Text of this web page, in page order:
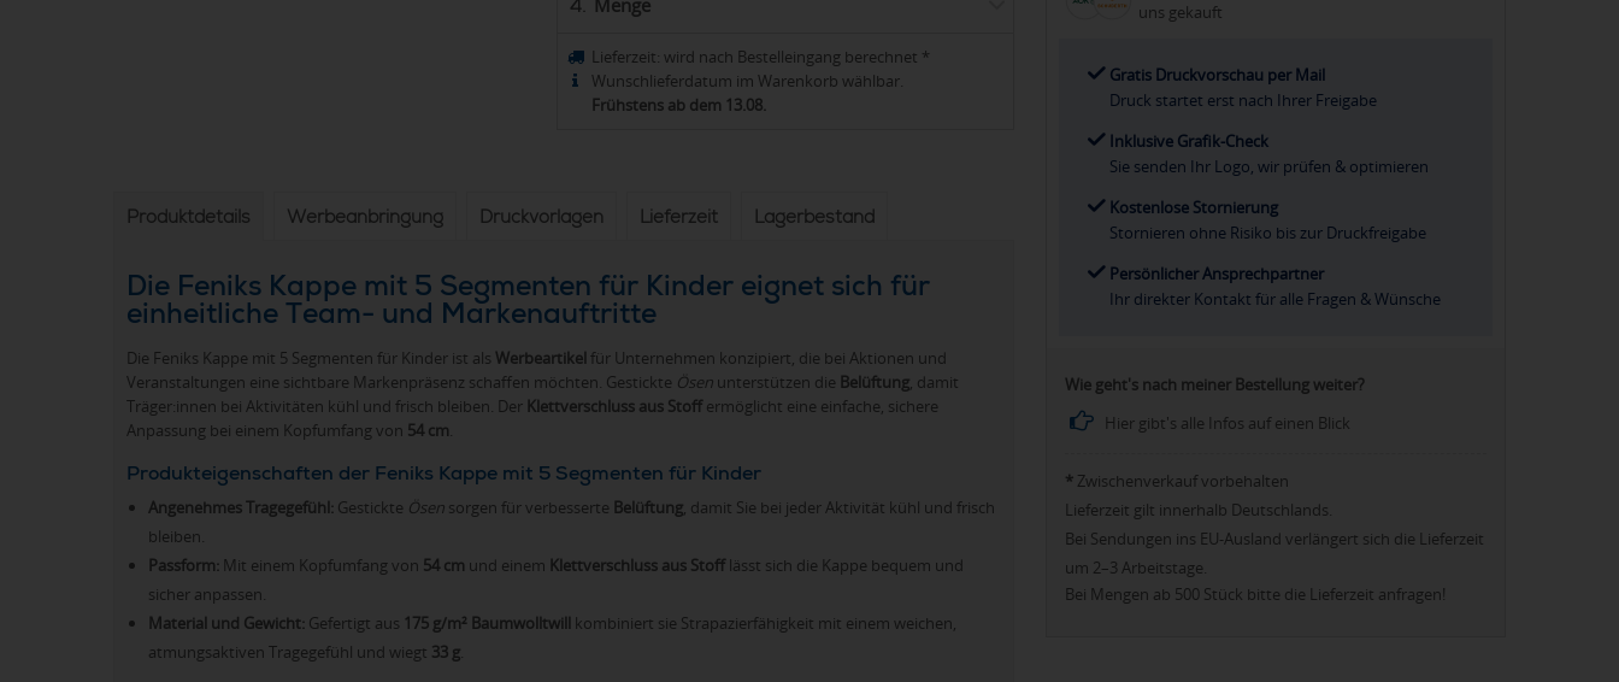
4. Menge
Lieferzeit: wird nach Bestelleingang berechnet *
Wunschlieferdatum im Warenkorb wählbar.
Frühstens ab dem 13.08.
Produktdetails Werbeanbringung Druckvorlagen Lieferzeit Lagerbestand
Die Feniks Kappe mit 5 Segmenten für Kinder eignet sich für
einheitliche Team- und Markenauftritte
Die Feniks Kappe mit 5 Segmenten für Kinder ist als Werbeartikel für Unternehmen konzipiert, die bei Aktionen und
Veranstaltungen eine sichtbare Markenpräsenz schaffen möchten. Gestickte Ösen unterstützen die Belüftung , damit
Träger:innen bei Aktivitäten kühl und frisch bleiben. Der Klettverschluss aus Stoffermöglicht eine einfache, sichere
Anpassung bei einem Kopfumfang von 54 cm
Produkteigenschaften der Feniks Kappe mit 5 Segmenten für Kinder
Angenehmes Tragegefühl: Gestickte Ösen sorgen für verbesserte Belüftung, damit Sie bei jeder Aktivität kühl und frisch
bleiben.
Passform: Mit einem Kopfumfang von 54 cm und einem Klettverschluss aus Stofflässt sich die Kappe bequem und
sicher anpassen.
Material und Gewicht: Gefertigt aus 175 g/m² Baumwolltwill kombiniert sie Strapazierfähigkeit mit einem weichen,
atmungsaktiven Tragegefühl und wiegt 33 g.
uns gekauft
Gratis Druckvorschau per Mail
Druck startet erst nach Ihrer Freigabe
Inklusive Grafik-Check
Sie senden Ihr Logo, wir prüfen & optimieren
Kostenlose Stornierung
Stornieren ohne Risiko bis zur Druckfreigabe
Persönlicher Ansprechpartner
Ihr direkter Kontakt für alle Fragen & Wünsche
Wie geht's nach meiner Bestellung weiter?
Hier gibt's alle Infos auf einen Blick
* Zwischenverkauf vorbehalten
Lieferzeit gilt innerhalb Deutschlands.
Bei Sendungen ins EU-Ausland verlängert sich die Lieferzeit
um 2–3 Arbeitstage.
Bei Mengen ab 500 Stück bitte die Lieferzeit anfragen!